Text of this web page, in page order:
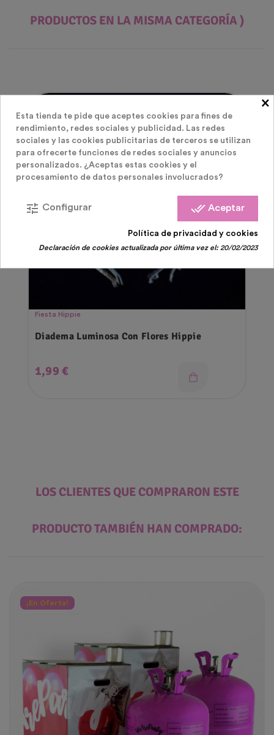
PRODUCTOS EN LA MISMA CATEGORÍA )
Agotado
Fiesta Hippie
Diadema Luminosa Con Flores Hippie
Precio
1,99 €
LOS CLIENTES QUE COMPRARON ESTE
PRODUCTO TAMBIÉN HAN COMPRADO:
¡En Oferta!
×
Esta tienda te pide que aceptes cookies para fines de
rendimiento, redes sociales y publicidad. Las redes
sociales y las cookies publicitarias de terceros se utilizan
para ofrecerte funciones de redes sociales y anuncios
personalizados. ¿Aceptas estas cookies y el
procesamiento de datos personales involucrados?
done_all Aceptar
tune Configurar
Política de privacidad y cookies
Declaración de cookies actualizada por última vez el:20/02/2023